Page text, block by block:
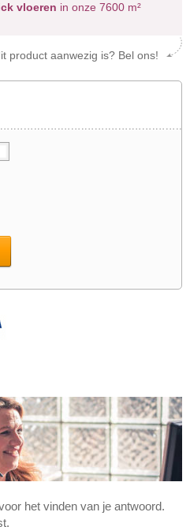
vloeren in onze 7600 m²
product aanwezig is? Bel ons!
het vinden van je antwoord.